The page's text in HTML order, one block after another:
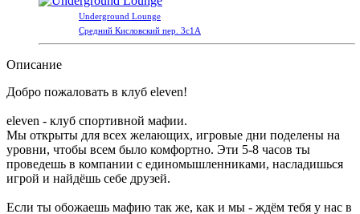
Underground Lounge
Средний Кисловский пер. 3с1А
Описание
Добро пожаловать в клуб eleven!
eleven - клуб спортивной мафии.
Мы открыты для всех желающих, игровые дни поделены на
уровни, чтобы всем было комфортно. Эти 5-8 часов ты
проведешь в компании с единомышленниками, насладишься
игрой и найдёшь себе друзей.
Если ты обожаешь мафию так же, как и мы - ждём тебя у нас в